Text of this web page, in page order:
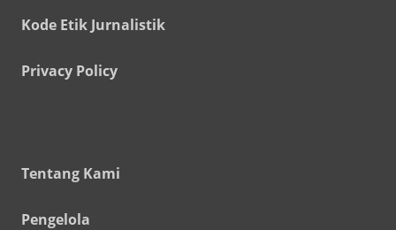
Kode Etik Jurnalistik
Privacy Policy
Tentang Kami
Pengelola